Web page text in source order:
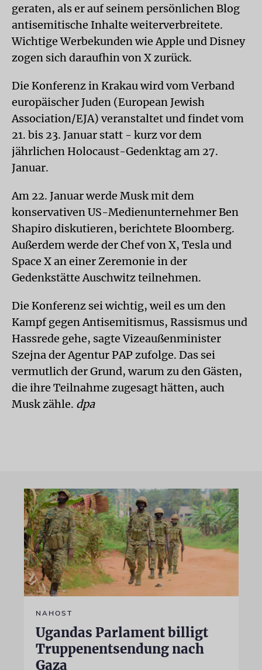
geraten, als er auf seinem persönlichen Blog
antisemitische Inhalte weiterverbreitete.
Wichtige Werbekunden wie Apple und Disney
zogen sich daraufhin von X zurück.
Die Konferenz in Krakau wird vom Verband
europäischer Juden (European Jewish
Association/EJA) veranstaltet und findet vom
21. bis 23. Januar statt - kurz vor dem
jährlichen Holocaust-Gedenktag am 27.
Januar.
Am 22. Januar werde Musk mit dem
konservativen US-Medienunternehmer Ben
Shapiro diskutieren, berichtete Bloomberg.
Außerdem werde der Chef von X, Tesla und
Space X an einer Zeremonie in der
Gedenkstätte Auschwitz teilnehmen.
Die Konferenz sei wichtig, weil es um den
Kampf gegen Antisemitismus, Rassismus und
Hassrede gehe, sagte Vizeaußenminister
Szejna der Agentur PAP zufolge. Das sei
vermutlich der Grund, warum zu den Gästen,
die ihre Teilnahme zugesagt hätten, auch
Musk zähle. dpa
NAHOST
Ugandas Parlament billigt
Truppenentsendung nach
Gaza